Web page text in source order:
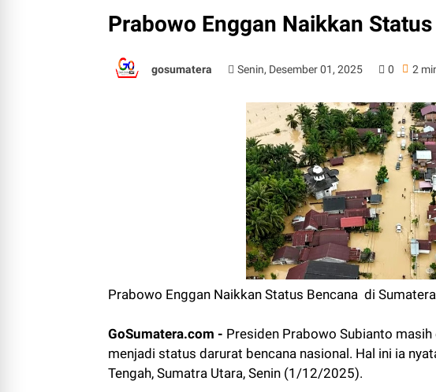
Prabowo Enggan Naikkan
gosumatera Senin, Desember 01, 2025 0 2
Prabowo Enggan Naikkan Status Bencana di
GoSumatera.com - Presiden Prabowo Subianto
menjadi status darurat bencana nasional. Hal ini ia
Tengah, Sumatra Utara, Senin (1/12/2025).